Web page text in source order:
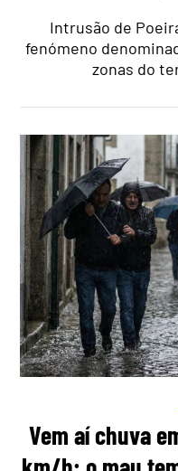
Intrusão de
fenómeno
zonas do
Vem aí chuva